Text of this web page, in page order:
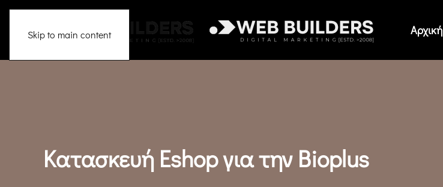
Skip to main content Αρχική
Κατασκευή Eshop για την Bioplus